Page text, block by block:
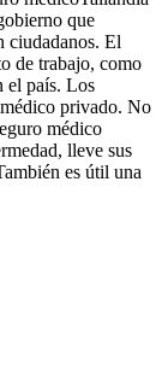
que
ciudadanos. El
de trabajo, como
el país. Los
privado. No
médico
lleve sus
es útil una